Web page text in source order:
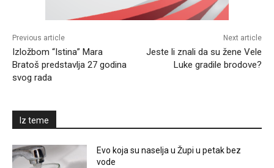
Previous article
Izložbom “Istina” Mara
Bratoš predstavlja 27 godina
svog rada
Next article
Jeste li znali da su žene Vele
Luke gradile brodove?
Iz teme
Evo koja su naselja u Župi u petak bez
vode